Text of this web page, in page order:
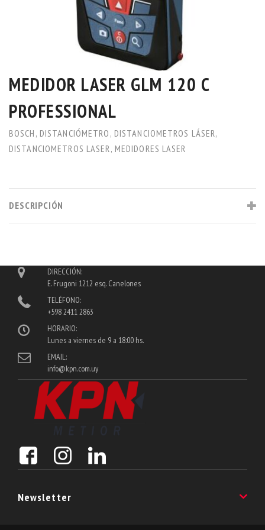
MEDIDOR LASER GLM 120 C
PROFESSIONAL
BOSCH , DISTANCIÓMETRO , DISTANCIOMETROS LÁSER,
DISTANCIOMETROS LASER , MEDIDORES LASER
DESCRIPCIÓN
DIRECCIÓN:
E. Frugoni 1212 esq. Canelones
TELÉFONO:
+598 2411 2863
HORARIO:
Lunes a viernes de 9 a 18:00 hs.
EMAIL:
info@kpn.com.uy
Newsletter